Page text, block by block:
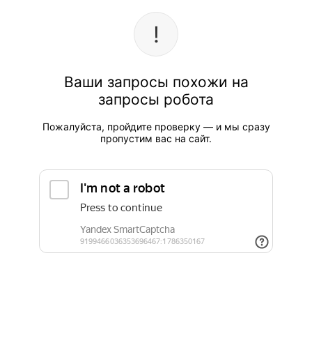
Ваши запросы похожи на
запросы робота
Пожалуйста, пройдите проверку — и мы сразу
пропустим вас на сайт.